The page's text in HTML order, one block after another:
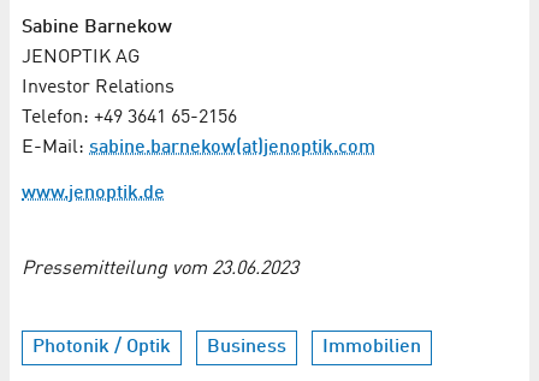
Sabine Barnekow
JENOPTIK AG
Investor Relations
Telefon: +49 3641 65-2156
E-Mail: sabine.barnekow(at)jenoptik.com
www.jenoptik.de
Pressemitteilung vom 23.06.2023
Photonik / Optik Business Immobilien